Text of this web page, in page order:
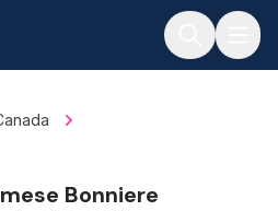
Bonniere